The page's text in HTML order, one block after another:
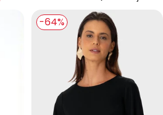
-64%